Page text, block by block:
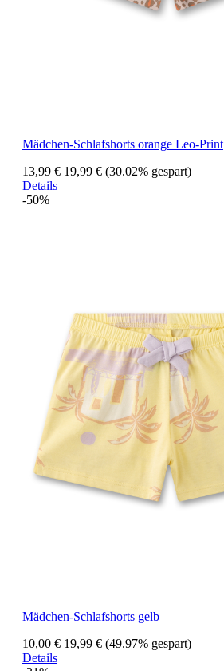
Mädchen-Schlafshorts orange Leo-Print
13,99 € 19,99 € (30.02% gespart)
Details
-50%
Mädchen-Schlafshorts gelb
10,00 € 19,99 € (49.97% gespart)
Details